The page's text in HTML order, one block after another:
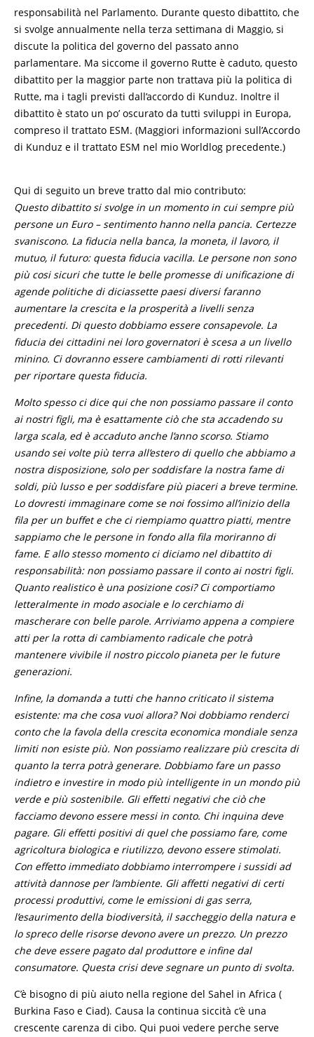
responsabilità nel Parlamento. Durante questo dibattito, che
si svolge annualmente nella terza settimana di Maggio, si
discute la politica del governo del passato anno
parlamentare. Ma siccome il governo Rutte è caduto, questo
dibattito per la maggior parte non trattava più la politica di
Rutte, ma i tagli previsti dall’accordo di Kunduz. Inoltre il
dibattito è stato un po’ oscurato da tutti sviluppi in Europa,
compreso il trattato ESM. (Maggiori informazioni sull’Accordo
di Kunduz e il trattato ESM nel mio Worldlog precedente.)
Qui di seguito un breve tratto dal mio contributo:
Questo dibattito si svolge in un momento in cui sempre più
persone un Euro – sentimento hanno nella pancia. Certezze
svaniscono. La fiducia nella banca, la moneta, il lavoro, il
mutuo, il futuro: questa fiducia vacilla. Le persone non sono
più cosi sicuri che tutte le belle promesse di unificazione di
agende politiche di diciassette paesi diversi faranno
aumentare la crescita e la prosperità a livelli senza
precedenti. Di questo dobbiamo essere consapevole. La
fiducia dei cittadini nei loro governatori è scesa a un livello
minino. Ci dovranno essere cambiamenti di rotti rilevanti
per riportare questa fiducia.
Molto spesso ci dice qui che non possiamo passare il conto
ai nostri figli, ma è esattamente ciò che sta accadendo su
larga scala, ed è accaduto anche l’anno scorso. Stiamo
usando sei volte più terra all’estero di quello che abbiamo a
nostra disposizione, solo per soddisfare la nostra fame di
soldi, più lusso e per soddisfare più piaceri a breve termine.
Lo dovresti immaginare come se noi fossimo all’inizio della
fila per un buffet e che ci riempiamo quattro piatti, mentre
sappiamo che le persone in fondo alla fila moriranno di
fame. E allo stesso momento ci diciamo nel dibattito di
responsabilità: non possiamo passare il conto ai nostri figli.
Quanto realistico è una posizione cosi? Ci comportiamo
letteralmente in modo asociale e lo cerchiamo di
mascherare con belle parole. Arriviamo appena a compiere
atti per la rotta di cambiamento radicale che potrà
mantenere vivibile il nostro piccolo pianeta per le future
generazioni.
Infine, la domanda a tutti che hanno criticato il sistema
esistente: ma che cosa vuoi allora? Noi dobbiamo renderci
conto che la favola della crescita economica mondiale senza
limiti non esiste più. Non possiamo realizzare più crescita di
quanto la terra potrà generare. Dobbiamo fare un passo
indietro e investire in modo più intelligente in un mondo più
verde e più sostenibile. Gli effetti negativi che ciò che
facciamo devono essere messi in conto. Chi inquina deve
pagare. Gli effetti positivi di quel che possiamo fare, come
agricoltura biologica e riutilizzo, devono essere stimolati.
Con effetto immediato dobbiamo interrompere i sussidi ad
attività dannose per l’ambiente. Gli affetti negativi di certi
processi produttivi, come le emissioni di gas serra,
l’esaurimento della biodiversità, il saccheggio della natura e
lo spreco delle risorse devono avere un prezzo. Un prezzo
che deve essere pagato dal produttore e infine dal
consumatore. Questa crisi deve segnare un punto di svolta.
C’è bisogno di più aiuto nella regione del Sahel in Africa (
Burkina Faso e Ciad). Causa la continua siccità c’è una
crescente carenza di cibo. Qui puoi vedere perche serve